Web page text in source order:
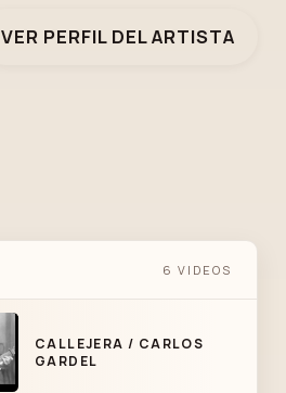
VER PERFIL DEL ARTISTA
6 VIDEOS
CALLEJERA / CARLOS
GARDEL